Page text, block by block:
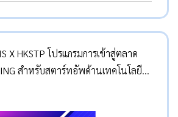
X HKSTP โปรแกรมการเข้าสู่ตลาด
สำหรับสตาร์ทอัพด้านเทคโนโลยี